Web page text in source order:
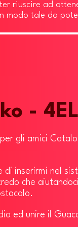
riuscire ad
modo tale da
- 4EL
gli amici
di inserirmi nel
che
ed unire il